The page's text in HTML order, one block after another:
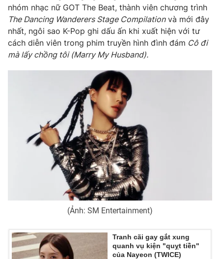
nhóm nhạc nữ GOT The Beat, thành viên chương trình
The Dancing Wanderers Stage Compilationvà mới đây
nhất, ngôi sao K-Pop ghi dấu ấn khi xuất hiện với tư
cách diễn viên trong phim truyền hình đình đám Cô đi
mà lấy chồng tôi (Marry My Husband).
(Ảnh: SM Entertainment)
Tranh cãi gay gắt xung
quanh vụ kiện "quỵt tiền"
của Nayeon (TWICE)